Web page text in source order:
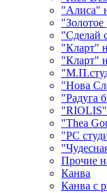
"Алиса"
"Сделай
"Кларт"
"Кларт"
"Нова
"Радуга
"Thea
"РС
Прочие
Канва
Канва с